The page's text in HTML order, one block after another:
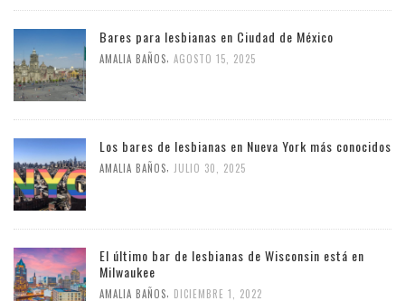
Bares para lesbianas en Ciudad de México
AMALIA BAÑOS, AGOSTO 15, 2025
Los bares de lesbianas en Nueva York más conocidos
AMALIA BAÑOS, JULIO 30, 2025
El último bar de lesbianas de Wisconsin está en
Milwaukee
AMALIA BAÑOS, DICIEMBRE 1, 2022